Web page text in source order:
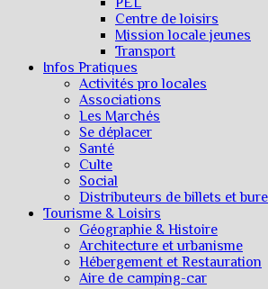
Centre de loisirs
Mission locale jeunes
Transport
Infos Pratiques
Activités pro locales
Associations
Les Marchés
Se déplacer
Santé
Culte
Social
Distributeurs de billets et
Tourisme & Loisirs
Géographie & Histoire
Architecture et urbanisme
Hébergement et Restauration
Aire de camping-car